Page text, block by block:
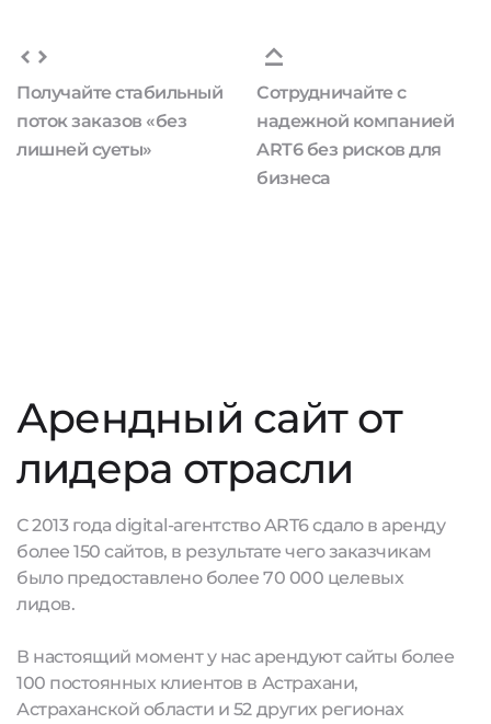
Получайте стабильный
поток заказов «без
лишней суеты»
Сотрудничайте с
надежной компанией
ART6 без рисков для
бизнеса
Арендный сайт от
лидера отрасли
С 2013 года digital-агентство ART6 сдало в аренду
более 150 сайтов, в результате чего заказчикам
было предоставлено более 70 000 целевых
лидов.
В настоящий момент у нас арендуют сайты более
100 постоянных клиентов в Астрахани,
Астраханской области и 52 других регионах